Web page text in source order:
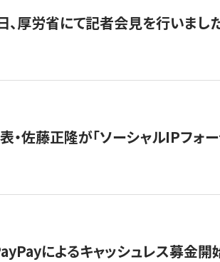
厚労省にて記者会見を行いました
・佐藤正隆が「ソーシャルIPフォ
によるキャッシュレス募金